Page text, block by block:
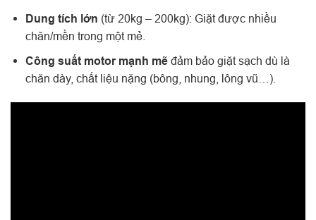
Dung tích lớn (từ 20kg – 200kg): Giặt được nhiều
chăn/mền trong một mẻ.
Công suất motor mạnh mẽđảm bảo giặt sạch dù là
chăn dày, chất liệu nặng (bông, nhung, lông vũ…).